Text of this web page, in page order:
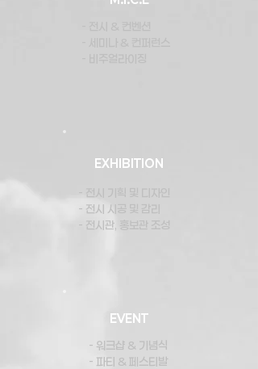
EXHIBITION
- 전시 기획 및 디자인
- 전시 시공 및 감리
- 전시관, 홍보관 조성
EVENT
- 워크샵 & 기념식
- 파티 & 페스티발